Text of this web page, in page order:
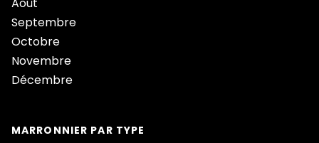
Septembre
Octobre
Novembre
Décembre
MARRONNIER PAR TYPE